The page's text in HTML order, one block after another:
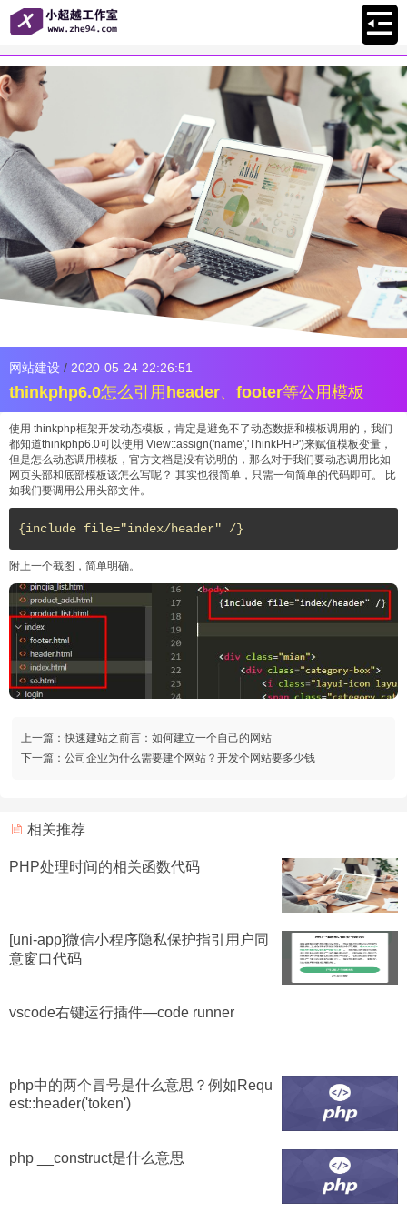
网站建设 / 2020-05-24 22:26:51
thinkphp6.0怎么引用header、footer等公用模板
使用 thinkphp框架开发动态模板，肯定是避免不了动态数据和模板调用的，我们
都知道thinkphp6.0可以使用 View::assign('name','ThinkPHP')来赋值模板变量，
但是怎么动态调用模板，官方文档是没有说明的，那么对于我们要动态调用比如
网页头部和底部模板该怎么写呢？ 其实也很简单，只需一句简单的代码即可。 比
如我们要调用公用头部文件。
{include file="index/header" /}
附上一个截图，简单明确。
上一篇：快速建站之前言：如何建立一个自己的网站
下一篇： 公司企业为什么需要建个网站？开发个网站要多少钱
相关推荐
PHP处理时间的相关函数代码
[uni-app]微信小程序隐私保护指引用户同
意窗口代码
vscode右键运行插件—code runner
php中的两个冒号是什么意思？例如Requ
est::header('token')
php __construct是什么意思